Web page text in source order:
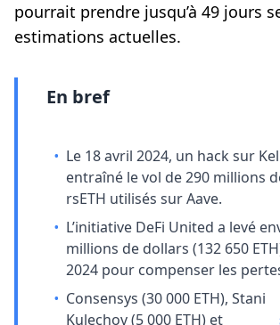
pourrait prendre jusqu’à 49 jours
estimations actuelles.
En bref
• Le 18 avril 2024, un hack sur
entraîné le vol de 290 millions
rsETH utilisés sur Aave.
• L’initiative DeFi United a levé
millions de dollars (132 650
2024 pour compenser les
• Consensys (30 000 ETH), Stani
Kulechov (5 000 ETH) et